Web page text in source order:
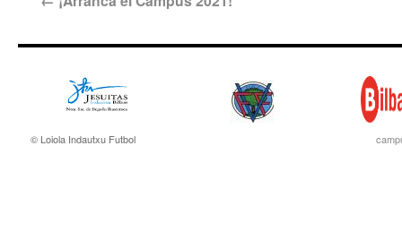
© Loiola Indautxu Futbol